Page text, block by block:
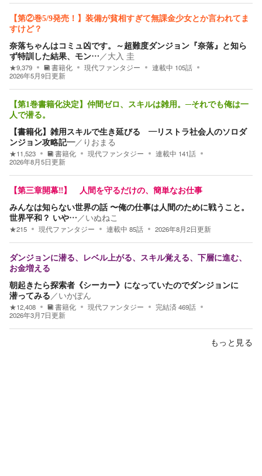
【第②巻5/9発売！】装備が貧相すぎて無課金少女とか言われてま
すけど？
奈落ちゃんはコミュ凶です。～超難度ダンジョン『奈落』と知ら
ず特訓した結果、モン… ／大入 圭
★9,379 書籍化 現代ファンタジー 連載中 105話
2026年5月9日更新
【第1巻書籍化決定】仲間ゼロ、スキルは雑用。─それでも俺は一
人で潜る。
【書籍化】雑用スキルで生き延びる ―リストラ社会人のソロダ
ンジョン攻略記―／ りおまる
★11,523 書籍化 現代ファンタジー 連載中 141話
2026年8月5日更新
【第三章開幕‼️】 人間を守るだけの、簡単なお仕事
みんなは知らない世界の話 〜俺の仕事は人間のために戦うこと。
世界平和？ いや… ／いぬねこ
★215 現代ファンタジー 連載中 85話 2026年8月2日更新
ダンジョンに潜る、レベル上がる、スキル覚える、下層に進む、
お金増える
朝起きたら探索者《シーカー》になっていたのでダンジョンに
潜ってみる ／いかぽん
★12,408 書籍化 現代ファンタジー 完結済 469話
2026年3月7日更新
もっと見る